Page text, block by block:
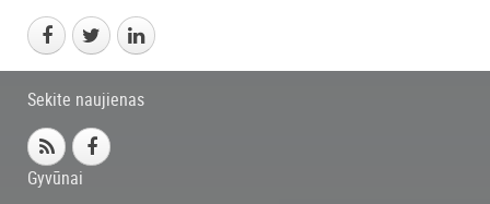
Sekite naujienas
Gyvūnai